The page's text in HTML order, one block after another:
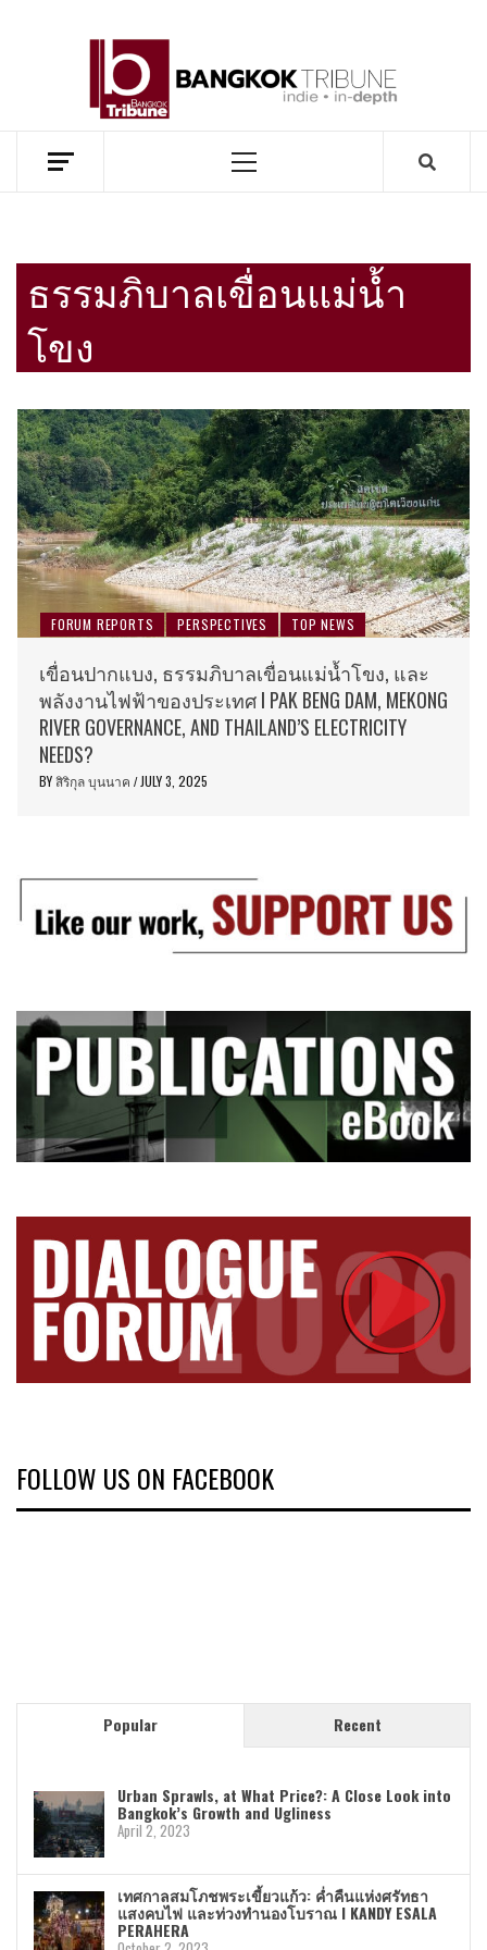
Menu
ธรรมภิบาลเขื่อนแม่น้ำ
โขง
FORUM REPORTS PERSPECTIVES TOP NEWS
เขื่อนปากแบง, ธรรมภิบาลเขื่อนแม่น้ำโขง, และ
พลังงานไฟฟ้าของประเทศ I PAK BENG DAM, MEKONG
RIVER GOVERNANCE, AND THAILAND’S ELECTRICITY
NEEDS?
BYสิริกุล บุนนาค / JULY 3, 2025
FOLLOW US ON FACEBOOK
Popular Recent
Urban Sprawls, at What Price?: A Close Look into
Bangkok’s Growth and Ugliness
April 2, 2023
เทศกาลสมโภชพระเขี้ยวแก้ว: ค่ำคืนแห่งศรัทธา
แสงคบไฟ และท่วงทำนองโบราณ I KANDY ESALA
PERAHERA